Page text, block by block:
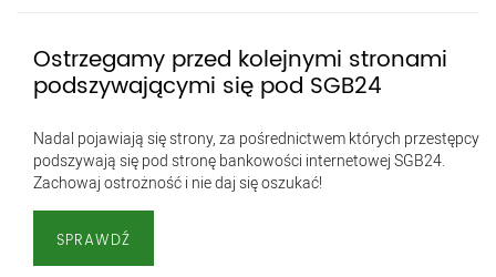
Ostrzegamy przed kolejnymi stronami
podszywającymi się pod SGB24
Nadal pojawiają się strony, za pośrednictwem których przestępcy
podszywają się pod stronę bankowości internetowej SGB24.
Zachowaj ostrożność i nie daj się oszukać!
SPRAWDŹ